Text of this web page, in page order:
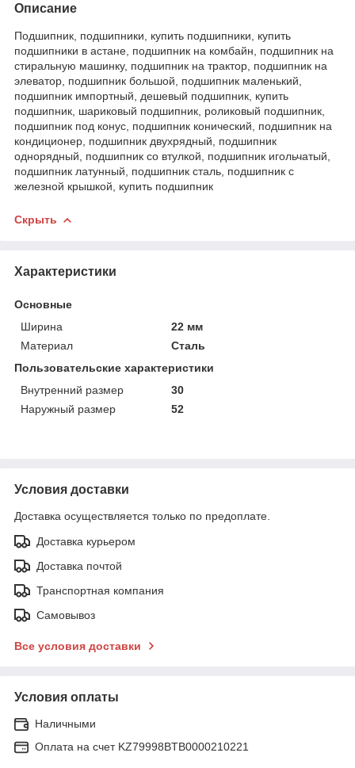
Описание
Подшипник, подшипники, купить подшипники, купить
подшипники в астане, подшипник на комбайн, подшипник на
стиральную машинку, подшипник на трактор, подшипник на
элеватор, подшипник большой, подшипник маленький,
подшипник импортный, дешевый подшипник, купить
подшипник, шариковый подшипник, роликовый подшипник,
подшипник под конус, подшипник конический, подшипник на
кондиционер, подшипник двухрядный, подшипник
однорядный, подшипник со втулкой, подшипник игольчатый,
подшипник латунный, подшипник сталь, подшипник с
железной крышкой, купить подшипник
Скрыть
Характеристики
Основные
Ширина
22 мм
Материал
Сталь
Пользовательские характеристики
Внутренний размер
30
Наружный размер
52
Условия доставки
Доставка осуществляется только по предоплате.
Доставка курьером
Доставка почтой
Транспортная компания
Самовывоз
Все условия доставки
Условия оплаты
Наличными
Оплата на счет KZ79998BTB0000210221